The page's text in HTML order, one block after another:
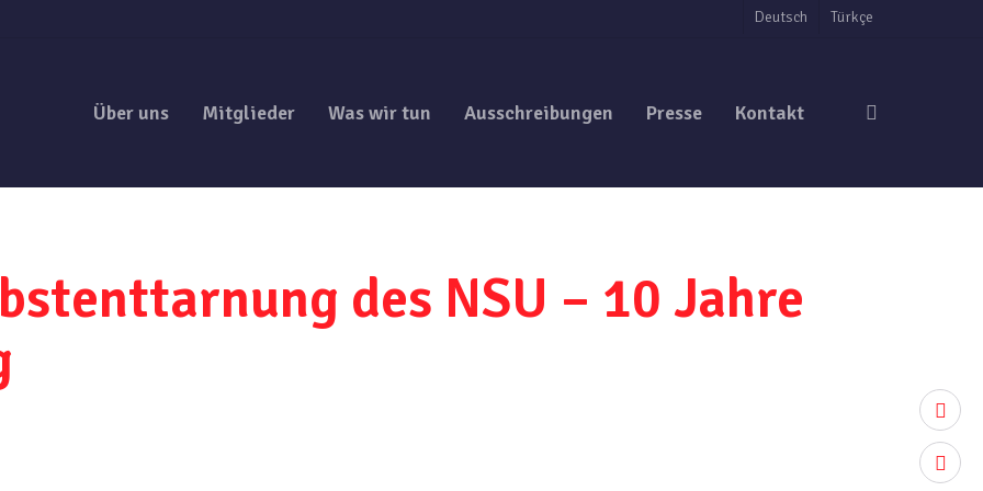
twitter
Deutsch Türkçe
Über uns Mitglieder Was wir tun Ausschreibungen Presse Kontakt
des NSU – 10 Jahre